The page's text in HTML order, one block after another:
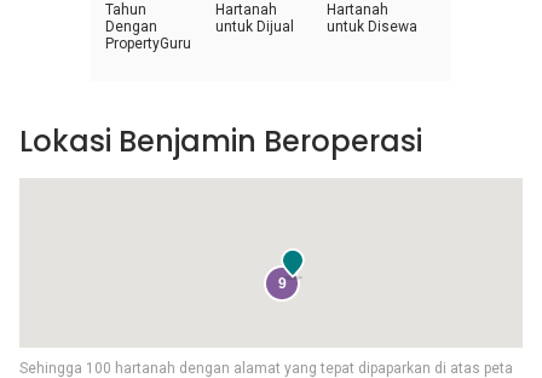
Tahun
Dengan
PropertyGuru
Hartanah
untuk Dijual
Hartanah
untuk Disewa
Sehingga 100 hartanah dengan alamat yang tepat dipaparkan di atas peta
9
Lokasi Benjamin Beroperasi